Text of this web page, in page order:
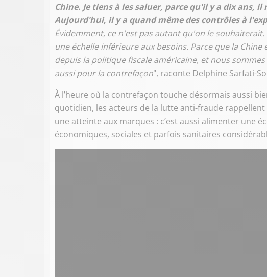
Chine. Je tiens à les saluer, parce qu'il y a dix ans,
Aujourd'hui, il y a quand même des contrôles à
Évidemment, ce n'est pas autant qu'on le
une échelle inférieure aux besoins. Parce que la
depuis la politique fiscale américaine, et nous
aussi pour la contrefaçon", raconte Delphine Sarfati-
À l’heure où la contrefaçon touche désormais aussi
quotidien, les acteurs de la lutte anti-fraude
une atteinte aux marques : c’est aussi alimenter une
économiques, sociales et parfois sanitaires